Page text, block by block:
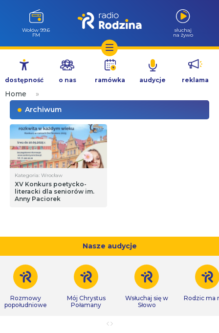
Przejdź
treści
Wołów 99.6
FM
słuchaj
na żywo
dostępność o nas ramówka audycje reklama
Home
»
Archiwum
Kategoria: Wrocław
XV Konkurs poetycko-
literacki dla seniorów im.
Anny Paciorek
Nasze audycje
Rozmowy
popołudniowe
Mój Chrystus
Połamany
Wsłuchaj się w
Słowo
Rodzic ma